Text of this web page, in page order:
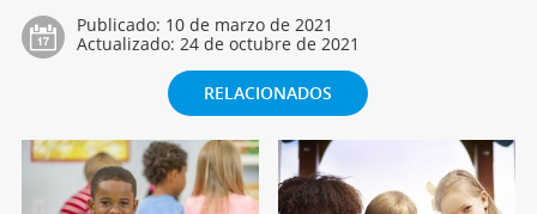
Publicado: 10 de marzo de 2021
Actualizado: 24 de octubre de 2021
RELACIONADOS